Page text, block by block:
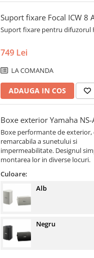
Suport fixare Focal ICW 8
Suport fixare pentru difuzorul
749 Lei
LA COMANDA
ADAUGA IN COS
Boxe exterior Yamaha
Boxe performante de exterior,
remarcabila a sunetului si
impermeabilitate. Designul
montarea lor in diverse locuri.
Culoare:
Alb
Negru